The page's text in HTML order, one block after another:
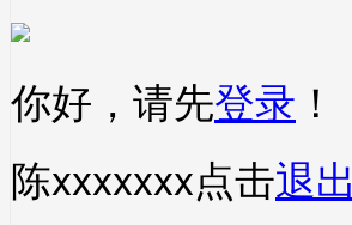
你好，请先登录 ！
陈xxxxxxx点击退出